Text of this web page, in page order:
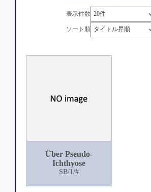
表示件数
ソート順
Über Pseudo-
Ichthyose
SB/1/#